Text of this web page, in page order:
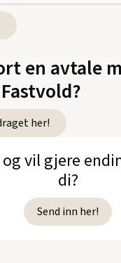
en avtale
her!
vil gjere
di?
Send inn her!